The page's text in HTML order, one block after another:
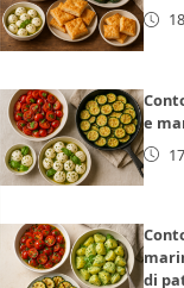
e
di